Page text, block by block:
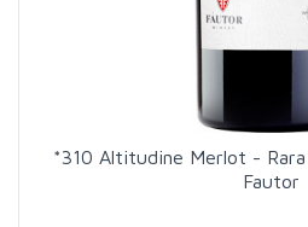
*310 Altitudine Merlot - Rara
Fautor